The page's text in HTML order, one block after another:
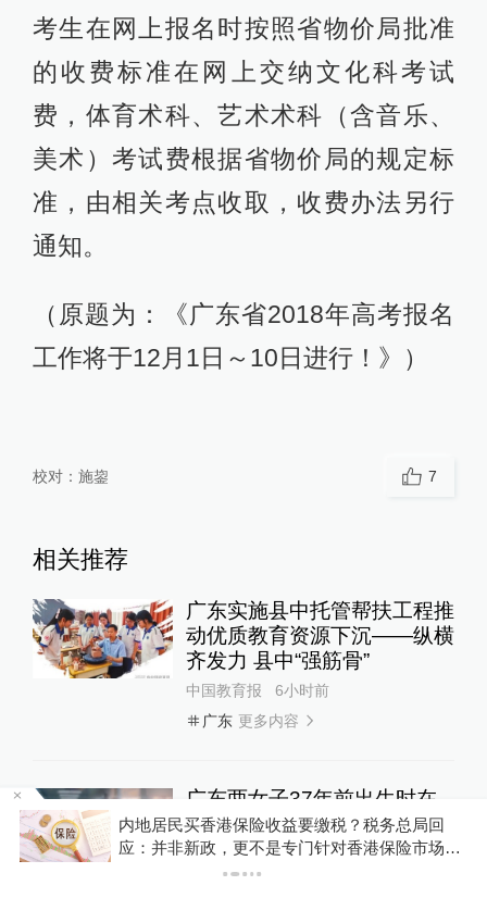
考生在网上报名时按照省物价局批准
的收费标准在网上交纳文化科考试
费，体育术科、艺术术科（含音乐、
美术）考试费根据省物价局的规定标
准，由相关考点收取，收费办法另行
通知。
（原题为：《广东省2018年高考报名
工作将于12月1日～10日进行！》）
校对： 施鋆 7
相关推荐
广东实施县中托管帮扶工程推
动优质教育资源下沉——纵横
齐发力 县中“强筋骨”
中国教育报
6小时前
广东 更多内容
00:59
广东两女子37年前出生时在
医院被抱错，起诉至法院索赔
260万余元
锋线视频 3天前
河南公安机关查实“三支一扶”招募笔试存在组织
作弊犯罪行为